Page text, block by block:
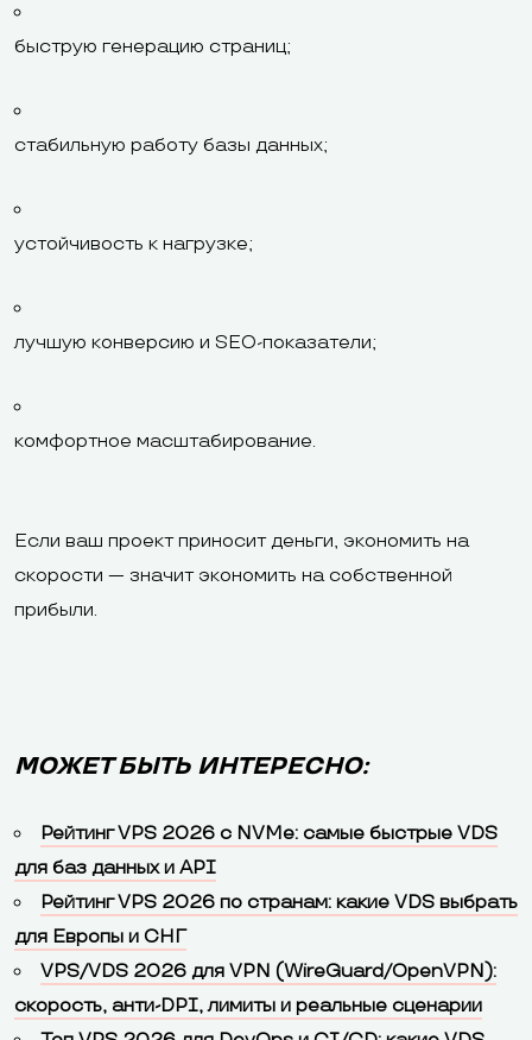
быструю генерацию страниц;
стабильную работу базы данных;
устойчивость к нагрузке;
лучшую конверсию и SEO-показатели;
комфортное масштабирование.
Если ваш проект приносит деньги, экономить на
скорости — значит экономить на собственной
прибыли.
МОЖЕТ БЫТЬ ИНТЕРЕСНО:
Рейтинг VPS 2026 с NVMe: самые быстрые VDS
для баз данных и API
Рейтинг VPS 2026 по странам: какие VDS выбрать
для Европы и СНГ
VPS/VDS 2026 для VPN (WireGuard/OpenVPN):
скорость, анти-DPI, лимиты и реальные сценарии